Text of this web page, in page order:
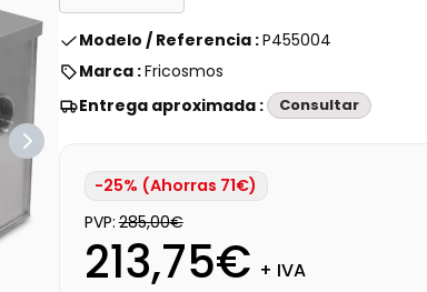
Modelo / Referencia :P455004
Marca :Fricosmos
Entrega aproximada :
Consultar
-25% (Ahorras 71€)
PVP:285,00€
213,75€ + IVA